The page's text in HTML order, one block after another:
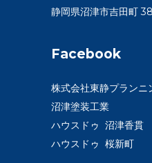
静岡県沼津市吉田町
Facebook
株式会社東静プランニ
沼津塗装工業
ハウスドゥ 沼津香貫
ハウスドゥ 桜新町